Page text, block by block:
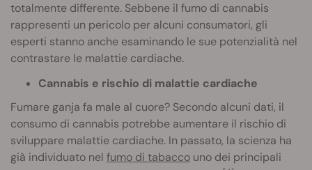
totalmente differente. Sebbene il fumo di cannabis
rappresenti un pericolo per alcuni consumatori, gli
esperti stanno anche esaminando le sue potenzialità nel
contrastare le malattie cardiache.
Cannabis e rischio di malattie cardiache
Fumare ganja fa male al cuore? Secondo alcuni dati, il
consumo di cannabis potrebbe aumentare il rischio di
sviluppare malattie cardiache. In passato, la scienza ha
già individuato nel fumo di tabacco uno dei principali